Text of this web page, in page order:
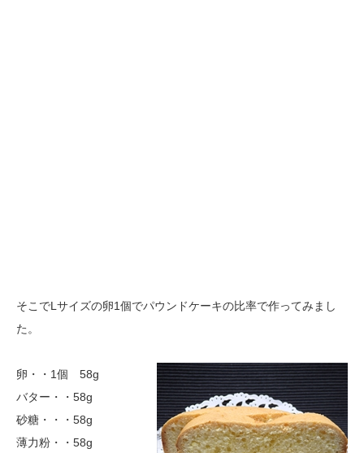
そこでLサイズの卵1個でパウンドケーキの比率で作ってみまし
た。
卵・・1個 58g
バター・・58g
砂糖・・・58g
薄力粉・・58g